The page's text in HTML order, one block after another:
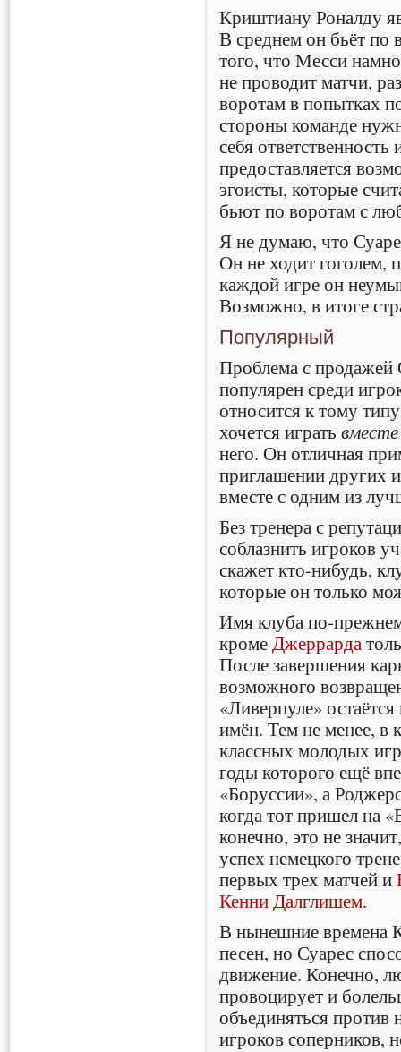
Криштиану Роналду
В среднем он бьёт по
того, что Месси
не проводит матчи,
воротам в попытках
стороны команде
себя
предоставляется
эгоисты, которые
бьют по воротам с
Я не думаю, что
Он не ходит гоголем,
каждой игре он
Возможно, в итоге
Популярный
Проблема с продажей
популярен среди
относится к тому
хочется игратьвместе
него. Он отличная
приглашении других
вместе с одним из
Без тренера с
соблазнить игроков
скажет кто-нибудь,
которые он только
Имя клуба по-
кромеДжеррарда
После завершения
возможного
«Ливерпуле»
имён. Тем не менее, в
классных молодых
годы которого ещё
«Боруссии», а
когда тот пришел на
конечно, это не
успех немецкого
первых трех матчей и
Кенни Далглишем.
В нынешние времена
песен, но Суарес
движение. Конечно,
провоцирует и
объединяться против
игроков соперников,